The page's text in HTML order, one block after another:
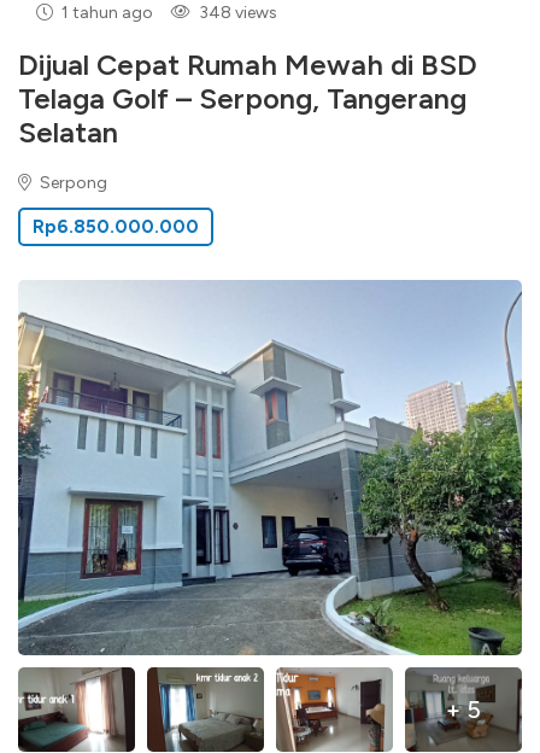
1 tahun ago 348 views
Dijual Cepat Rumah Mewah di BSD
Telaga Golf – Serpong, Tangerang
Selatan
Serpong
Rp6.850.000.000
+ 5